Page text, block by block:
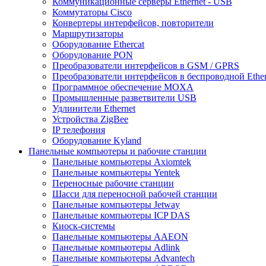
Коммутаторы Cisco
Конвертеры интерфейсов, повторители
Маршрутизаторы
Оборудование Ethercat
Оборудование PON
Преобразователи интерфейсов в GSM / GPRS
Преобразователи интерфейсов в беспроводной
Программное обеспечение MOXA
Промышленные разветвители USB
Удлинители Ethernet
Устройства ZigBee
IP телефония
Оборудование Kyland
Панельные компьютеры и рабочие станции
Панельные компьютеры Axiomtek
Панельные компьютеры Yentek
Переносные рабочие станции
Шасси для переносной рабочей станции
Панельные компьютеры Jetway
Панельные компьютеры ICP DAS
Киоск-системы
Панельные компьютеры AAEON
Панельные компьютеры Adlink
Панельные компьютеры Advantech